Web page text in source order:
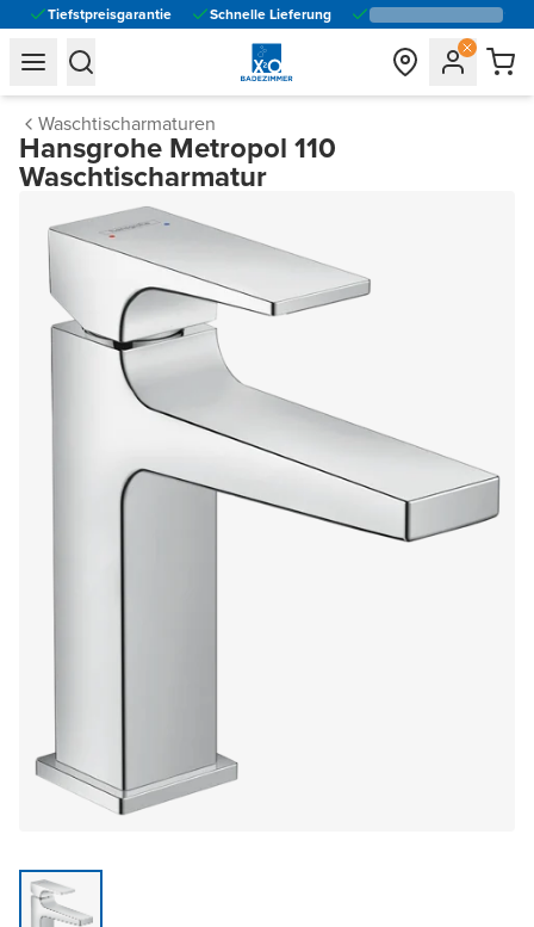
Tiefstpreisgarantie Schnelle Lieferung
general.navigation.toggle_menu.label
general.navigation.toggle_menu.label
Waschtischarmaturen
Hansgrohe Metropol 110
Waschtischarmatur